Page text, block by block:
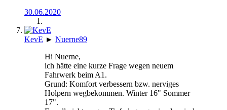
30.06.2020
KevE ► Nuerne89
Hi Nuerne,
ich hätte eine kurze Frage wegen neuem
Fahrwerk beim A1.
Grund: Komfort verbessern bzw. nerviges
Holpern wegbekommen. Winter 16" Sommer
17".